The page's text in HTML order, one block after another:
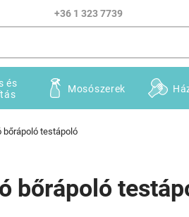
+36 1 323 7739
és
Mosószerek
bőrápoló testápoló
bőrápoló